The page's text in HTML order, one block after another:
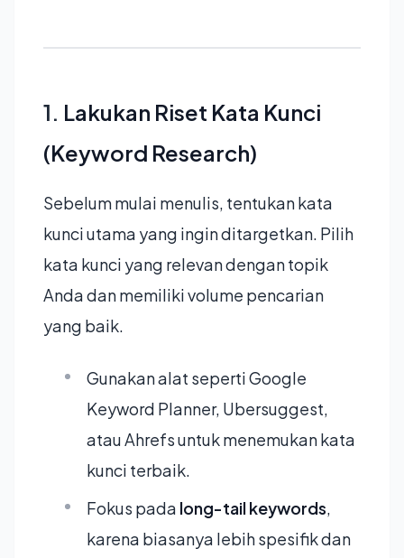
1. Lakukan Riset Kata Kunci
(Keyword Research)
Sebelum mulai menulis, tentukan kata
kunci utama yang ingin ditargetkan. Pilih
kata kunci yang relevan dengan topik
Anda dan memiliki volume pencarian
yang baik.
Gunakan alat seperti Google
Keyword Planner, Ubersuggest,
atau Ahrefs untuk menemukan kata
kunci terbaik.
Fokus pada long-tail keywords,
karena biasanya lebih spesifik dan